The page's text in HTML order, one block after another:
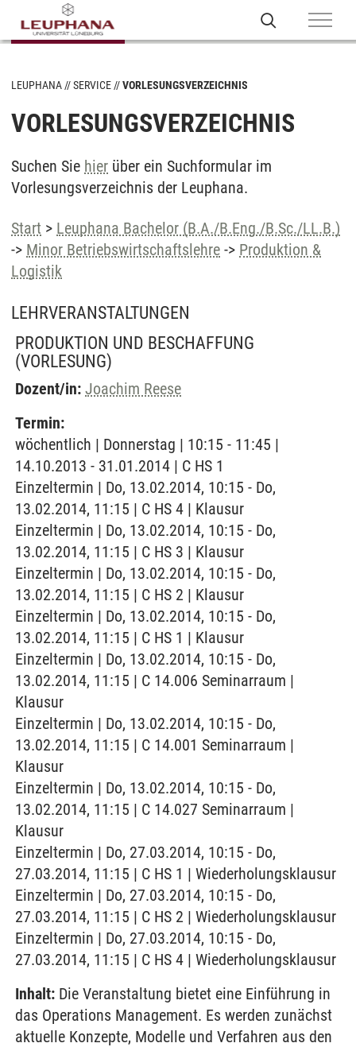
LEUPHANA SERVICE VORLESUNGSVERZEICHNIS
VORLESUNGSVERZEICHNIS
Suchen Sie hier über ein Suchformular im
Vorlesungsverzeichnis der Leuphana.
Start > Leuphana Bachelor (B.A./B.Eng./B.Sc./LL.B.)
-> Minor Betriebswirtschaftslehre -> Produktion &
Logistik
LEHRVERANSTALTUNGEN
PRODUKTION UND BESCHAFFUNG
(VORLESUNG)
Dozent/in: Joachim Reese
Termin:
wöchentlich | Donnerstag | 10:15 - 11:45 |
14.10.2013 - 31.01.2014 | C HS 1
Einzeltermin | Do, 13.02.2014, 10:15 - Do,
13.02.2014, 11:15 | C HS 4 | Klausur
Einzeltermin | Do, 13.02.2014, 10:15 - Do,
13.02.2014, 11:15 | C HS 3 | Klausur
Einzeltermin | Do, 13.02.2014, 10:15 - Do,
13.02.2014, 11:15 | C HS 2 | Klausur
Einzeltermin | Do, 13.02.2014, 10:15 - Do,
13.02.2014, 11:15 | C HS 1 | Klausur
Einzeltermin | Do, 13.02.2014, 10:15 - Do,
13.02.2014, 11:15 | C 14.006 Seminarraum |
Klausur
Einzeltermin | Do, 13.02.2014, 10:15 - Do,
13.02.2014, 11:15 | C 14.001 Seminarraum |
Klausur
Einzeltermin | Do, 13.02.2014, 10:15 - Do,
13.02.2014, 11:15 | C 14.027 Seminarraum |
Klausur
Einzeltermin | Do, 27.03.2014, 10:15 - Do,
27.03.2014, 11:15 | C HS 1 | Wiederholungsklausur
Einzeltermin | Do, 27.03.2014, 10:15 - Do,
27.03.2014, 11:15 | C HS 2 | Wiederholungsklausur
Einzeltermin | Do, 27.03.2014, 10:15 - Do,
27.03.2014, 11:15 | C HS 4 | Wiederholungsklausur
Inhalt: Die Veranstaltung bietet eine Einführung in
das Operations Management. Es werden zunächst
aktuelle Konzepte, Modelle und Verfahren aus den